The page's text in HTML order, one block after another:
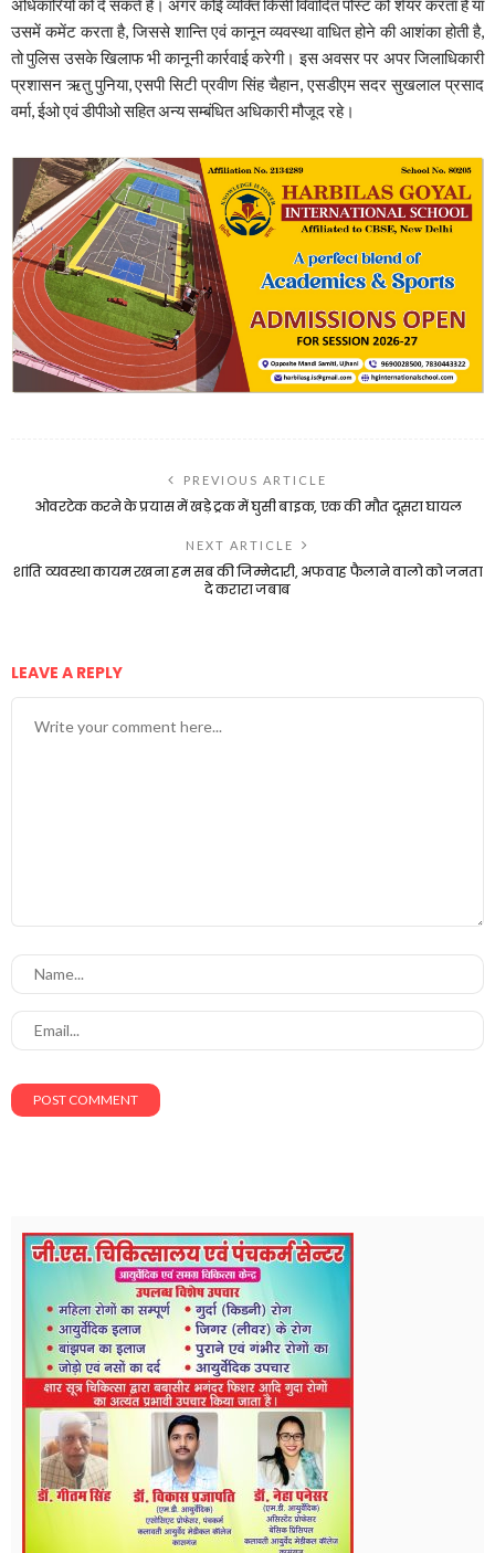
उसमें कमेंट करता है, जिससे शान्ति एवं कानून व्यवस्था वाधित होने की आशंका होती है,
तो पुलिस उसके खिलाफ भी कानूनी कार्रवाई करेगी। इस अवसर पर अपर जिलाधिकारी
प्रशासन ऋतु पुनिया, एसपी सिटी प्रवीण सिंह चैहान, एसडीएम सदर सुखलाल प्रसाद
वर्मा, ईओ एवं डीपीओ सहित अन्य सम्बंधित अधिकारी मौजूद रहे।
PREVIOUS ARTICLE
ओवरटेक करने के प्रयास में खड़े ट्रक में घुसी बाइक, एक की मौत दूसरा घायल
NEXT ARTICLE
शांति व्यवस्था कायम रखना हम सब की जिम्मेदारी, अफवाह फैलाने वालो को जनता
दे करारा जबाब
LEAVE A REPLY